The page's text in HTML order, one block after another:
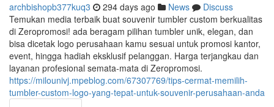
archbishopb377kuq3 294 days ago News
Discuss
Temukan media terbaik buat souvenir tumbler custom berkualitas
di Zeropromosi! ada beragam pilihan tumbler unik, elegan, dan
bisa dicetak logo perusahaan kamu sesuai untuk promosi kantor,
event, hingga hadiah eksklusif pelanggan. Harga terjangkau dan
layanan profesional semata-mata di Zeropromosi.
https://milounivj.mpeblog.com/67307769/tips-cermat-memilih-
tumbler-custom-logo-yang-tepat-untuk-souvenir-perusahaan-anda